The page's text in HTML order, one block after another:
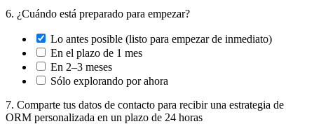
6. ¿Cuándo está preparado para empezar?
Lo antes posible (listo para empezar de inmediato)
En el plazo de 1 mes
En 2–3 meses
Sólo explorando por ahora
7. Comparte tus datos de contacto para recibir una estrategia de
ORM personalizada en un plazo de 24 horas